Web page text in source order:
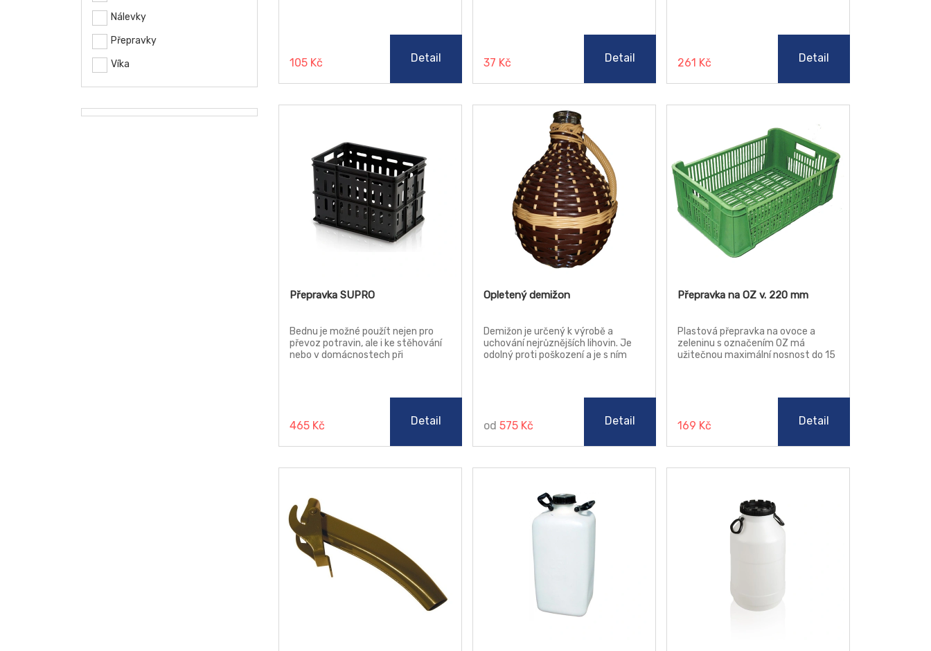
Nálevky
Přepravky
Víka
105 Kč Detail 37 Kč Detail 261 Kč Detail
Přepravka SUPRO
Bednu je možné použít nejen pro
převoz potravin, ale i ke stěhování
nebo v domácnostech při
465 Kč Detail
Opletený demižon
Demižon je určený k výrobě a
uchování nejrůznějších lihovin. Je
odolný proti poškození a je s ním
od 575 Kč Detail
Přepravka na OZ v. 220 mm
Plastová přepravka na ovoce a
zeleninu s označením OZ má
užitečnou maximální nosnost do 15
169 Kč Detail